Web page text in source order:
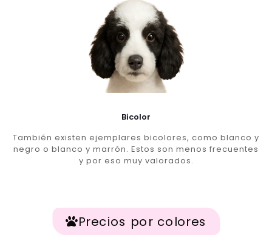
Bicolor
También existen ejemplares bicolores, como blanco y
negro o blanco y marrón. Estos son menos frecuentes
y por eso muy valorados.
Precios por colores